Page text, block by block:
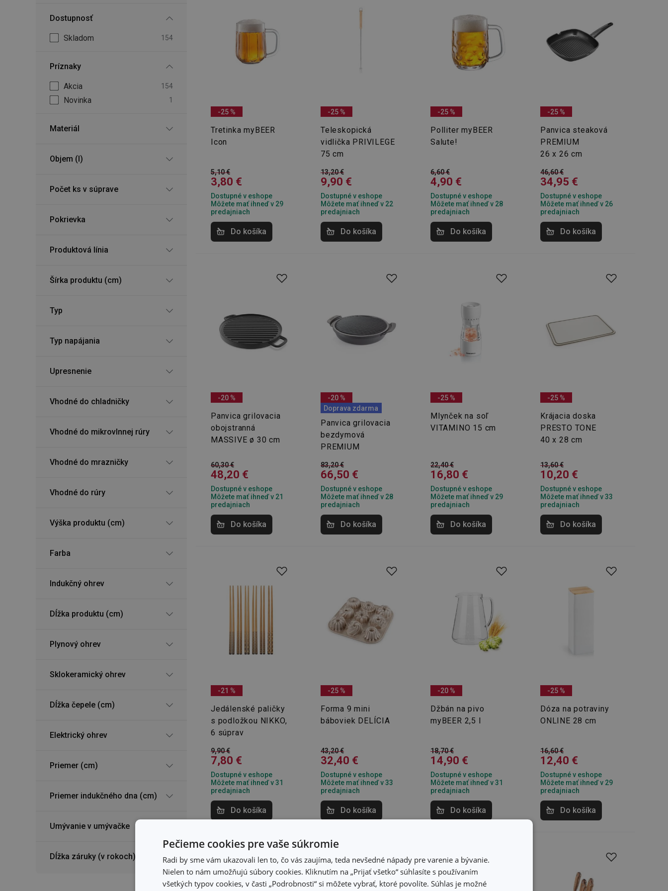
Dostupnosť
Skladom 154
Príznaky
Akcia 154
Novinka 1
Materiál
Objem (l)
Počet ks v súprave
Pokrievka
Produktová línia
Šírka produktu (cm)
Typ
Typ napájania
Upresnenie
Vhodné do chladničky
Vhodné do mikrovlnnej rúry
Vhodné do mrazničky
Vhodné do rúry
Výška produktu (cm)
Farba
Indukčný ohrev
Dĺžka produktu (cm)
Plynový ohrev
Sklokeramický ohrev
Dĺžka čepele (cm)
Elektrický ohrev
Priemer (cm)
Priemer indukčného dna (cm)
Umývanie v umývačke
Dĺžka záruky (v rokoch)
-25 %
Tretinka myBEER
Icon
5,10 €
3,80 €
Dostupné v eshope
Môžete mať ihneď v 29
predajniach
Do košíka
-25 %
Teleskopická
vidlička PRIVILEGE
75 cm
13,20 €
9,90 €
Dostupné v eshope
Môžete mať ihneď v 22
predajniach
Do košíka
-25 %
Polliter myBEER
Salute!
6,60 €
4,90 €
Dostupné v eshope
Môžete mať ihneď v 28
predajniach
Do košíka
-25 %
Panvica steaková
PREMIUM
26 x 26 cm
46,60 €
34,95 €
Dostupné v eshope
Môžete mať ihneď v 26
predajniach
Do košíka
-20 %
Panvica grilovacia
obojstranná
MASSIVE ø 30 cm
60,30 €
48,20 €
Dostupné v eshope
Môžete mať ihneď v 21
predajniach
Do košíka
-20 %
Doprava zdarma
Panvica grilovacia
bezdymová
PREMIUM
83,20 €
66,50 €
Dostupné v eshope
Môžete mať ihneď v 28
predajniach
Do košíka
-25 %
Mlynček na soľ
VITAMINO 15 cm
22,40 €
16,80 €
Dostupné v eshope
Môžete mať ihneď v 29
predajniach
Do košíka
-25 %
Krájacia doska
PRESTO TONE
40 x 28 cm
13,60 €
10,20 €
Dostupné v eshope
Môžete mať ihneď v 33
predajniach
Do košíka
-21 %
Jedálenské paličky
s podložkou NIKKO,
6 súprav
9,90 €
7,80 €
Dostupné v eshope
Môžete mať ihneď v 31
predajniach
Do košíka
-25 %
Forma 9 mini
báboviek DELÍCIA
43,20 €
32,40 €
Dostupné v eshope
Môžete mať ihneď v 33
predajniach
Do košíka
-20 %
Džbán na pivo
myBEER 2,5 l
18,70 €
14,90 €
Dostupné v eshope
Môžete mať ihneď v 31
predajniach
Do košíka
-25 %
Dóza na potraviny
ONLINE 28 cm
16,60 €
12,40 €
Dostupné v eshope
Môžete mať ihneď v 29
predajniach
Do košíka
Pečieme cookies pre vaše súkromie
Radi by sme vám ukazovali len to, čo vás zaujíma, teda nevšedné nápady pre varenie a bývanie.
Nielen to nám umožňujú súbory cookies. Kliknutím na „Prijať všetko“ súhlasíte s používaním
všetkých typov cookies, v časti „Podrobnosti“ si môžete vybrať, ktoré povolíte. Súhlas je možné